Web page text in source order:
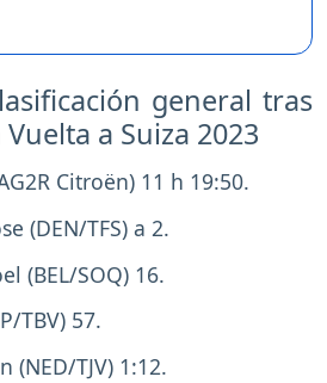
general tras
a Suiza 2023
Citroën) 11 h 19:50.
(DEN/TFS) a 2.
(BEL/SOQ) 16.
TBV) 57.
(NED/TJV) 1:12.